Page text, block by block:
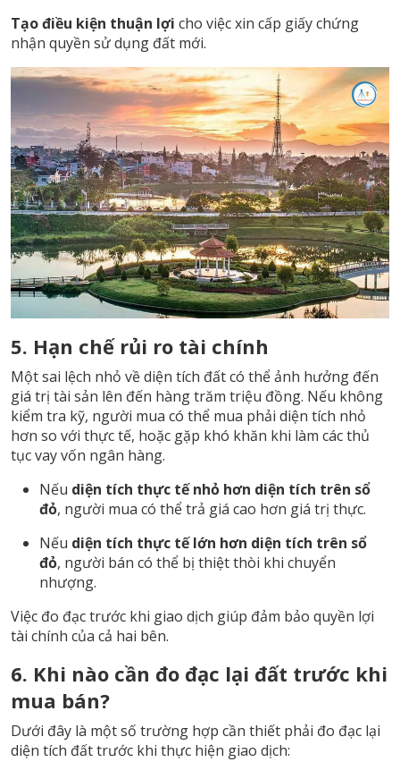
Tạo điều kiện thuận lợi cho việc xin cấp giấy chứng
nhận quyền sử dụng đất mới.
5. Hạn chế rủi ro tài chính
Một sai lệch nhỏ về diện tích đất có thể ảnh hưởng đến
giá trị tài sản lên đến hàng trăm triệu đồng. Nếu không
kiểm tra kỹ, người mua có thể mua phải diện tích nhỏ
hơn so với thực tế, hoặc gặp khó khăn khi làm các thủ
tục vay vốn ngân hàng.
Nếu diện tích thực tế nhỏ hơn diện tích trên sổ
đỏ, người mua có thể trả giá cao hơn giá trị thực.
Nếu diện tích thực tế lớn hơn diện tích trên sổ
đỏ, người bán có thể bị thiệt thòi khi chuyển
nhượng.
Việc đo đạc trước khi giao dịch giúp đảm bảo quyền lợi
tài chính của cả hai bên.
6. Khi nào cần đo đạc lại đất trước khi
mua bán?
Dưới đây là một số trường hợp cần thiết phải đo đạc lại
diện tích đất trước khi thực hiện giao dịch: